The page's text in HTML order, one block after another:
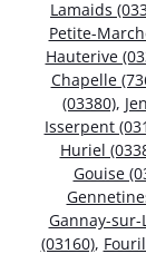
Lamaids
Petite-
Hauterive
Chapelle
(03380),
Isserpent
Huriel
Gouise
Gannay-sur-
(03160),